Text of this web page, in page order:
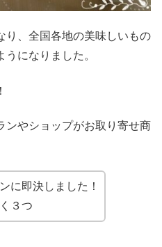
り、全国各地の美味しいもの
になりました。
ンやショップがお取り寄せ商
に即決しました！
３つ